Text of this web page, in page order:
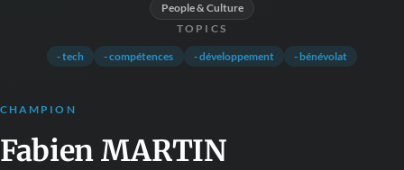
People & Culture
TOPICS
- tech - compétences - développement - bénévolat
CHAMPION
Fabien MARTIN